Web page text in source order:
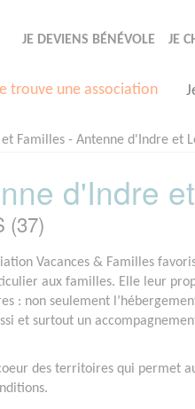
JE DEVIENS BÉNÉVOLE JE
trouve une association
et Familles - Antenne d'Indre et
d'Indre
(37)
Vacances & Familles
aux familles. Elle leur
: non seulement
et surtout un
des territoires qui permet